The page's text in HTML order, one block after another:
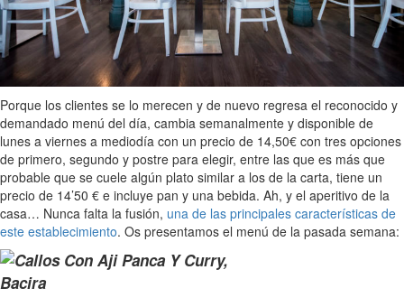
Porque los clientes se lo merecen y de nuevo regresa el reconocido y
demandado menú del día, cambia semanalmente y disponible de
lunes a viernes a mediodía con un precio de 14,50€ con tres opciones
de primero, segundo y postre para elegir, entre las que es más que
probable que se cuele algún plato similar a los de la carta, tiene un
precio de 14’50 € e incluye pan y una bebida. Ah, y el aperitivo de la
casa… Nunca falta la fusión, una de las principales características de
este establecimiento. Os presentamos el menú de la pasada semana: